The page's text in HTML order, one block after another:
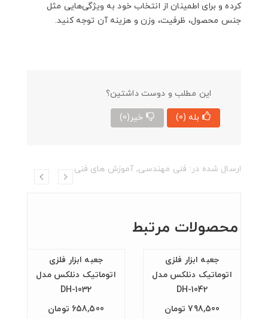
کرده و برای اطمینان از انتخاب خود به ویژگی‌هایی مثل
جنس محصول، ظرفیت، وزن و هزینه آن توجه کنید.
این مطلب و دوست داشتین؟
بله (0) خیر (0)
ارسال شده در: فنی مهندسی, آموزش های فنی
محصولات مرتبط
جعبه ابزار فلزی
اتوماتیک دنلکس مدل
DH-1032
658,500 تومان
جعبه ابزار فلزی
اتوماتیک دنلکس مدل
DH-1042
798,500 تومان